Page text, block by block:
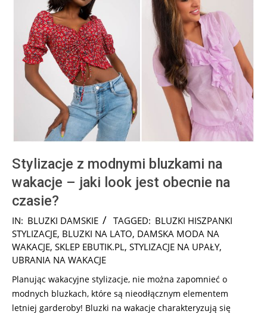
Stylizacje z modnymi bluzkami na
wakacje – jaki look jest obecnie na
czasie?
2026-
06-
15
IN: BLUZKI DAMSKIE TAGGED: BLUZKI HISZPANKI
STYLIZACJE, BLUZKI NA LATO, DAMSKA MODA NA
WAKACJE, SKLEP EBUTIK.PL, STYLIZACJE NA UPAŁY,
UBRANIA NA WAKACJE
Planując wakacyjne stylizacje, nie można zapomnieć o
modnych bluzkach, które są nieodłącznym elementem
letniej garderoby! Bluzki na wakacje charakteryzują się